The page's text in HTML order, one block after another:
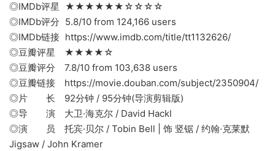
◎IMDb评星 ★★★★★★☆☆☆☆
◎IMDb评分 5.8/10 from 124,166 users
◎IMDb链接 https://www.imdb.com/title/tt1132626/
◎豆瓣评星 ★★★★☆
◎豆瓣评分 7.8/10 from 103,638 users
◎豆瓣链接 https://movie.douban.com/subject/2350904/
◎片 长 92分钟 / 95分钟(导演剪辑版)
◎导 演 大卫·海克尔 / David Hackl
◎演 员 托宾·贝尔 / Tobin Bell | 饰 竖锯 / 约翰·克莱默
Jigsaw / John Kramer